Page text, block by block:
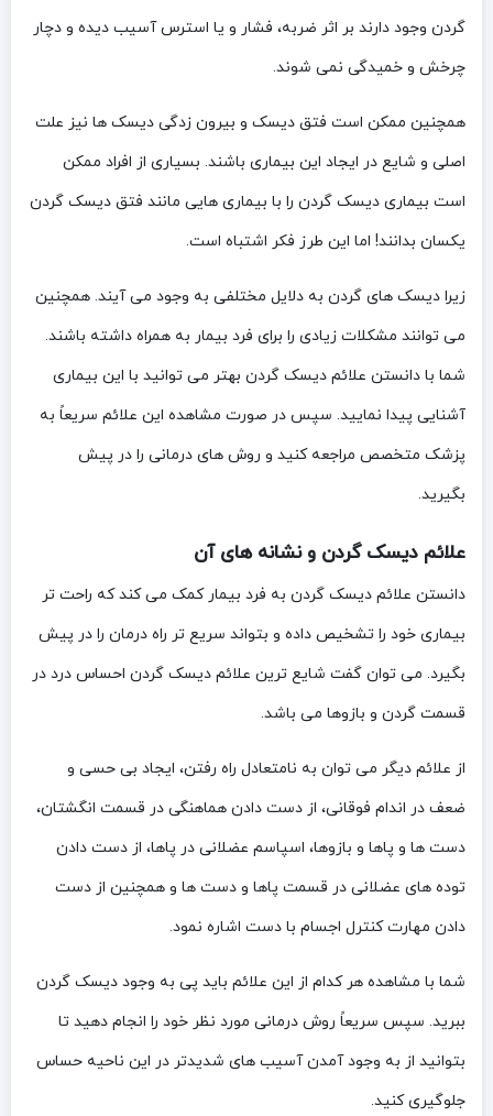
گردن وجود دارند بر اثر ضربه، فشار و یا استرس آسیب دیده و دچار
چرخش و خمیدگی نمی‌ شوند.
همچنین ممکن است فتق دیسک و بیرون زدگی دیسک‌ ها نیز علت
اصلی و شایع در ایجاد این بیماری باشند. بسیاری از افراد ممکن
است بیماری دیسک گردن را با بیماری‌ هایی مانند فتق دیسک گردن
یکسان بدانند! اما این طرز فکر اشتباه است.
زیرا دیسک‌ های گردن به دلایل مختلفی به وجود می‌ آیند. همچنین
می‌ توانند مشکلات زیادی را برای فرد بیمار به همراه داشته باشند.
شما با دانستن علائم دیسک گردن بهتر می‌ توانید با این بیماری
آشنایی پیدا نمایید. سپس در صورت مشاهده این علائم سریعاً به
پزشک متخصص مراجعه کنید و روش‌ های درمانی را در پیش
بگیرید.
علائم دیسک گردن و نشانه های آن
دانستن علائم دیسک گردن به فرد بیمار کمک می‌ کند که راحت‌ تر
بیماری خود را تشخیص داده و بتواند سریع تر راه درمان را در پیش
بگیرد. می‌ توان گفت شایع‌ ترین علائم دیسک گردن احساس درد در
قسمت گردن و بازوها می‌ باشد.
از علائم دیگر می‌ توان به نامتعادل راه رفتن، ایجاد بی‌ حسی و
ضعف در اندام فوقانی، از دست دادن هماهنگی در قسمت انگشتان،
دست‌ ها و پاها و بازوها، اسپاسم عضلانی در پاها، از دست دادن
توده‌ های عضلانی در قسمت پاها و دست‌ ها و همچنین از دست
دادن مهارت کنترل اجسام با دست اشاره نمود.
شما با مشاهده هر کدام از این علائم باید پی به وجود دیسک گردن
ببرید. سپس سریعاً روش درمانی مورد نظر خود را انجام دهید تا
بتوانید از به وجود آمدن آسیب‌ های شدیدتر در این ناحیه حساس
جلوگیری کنید.